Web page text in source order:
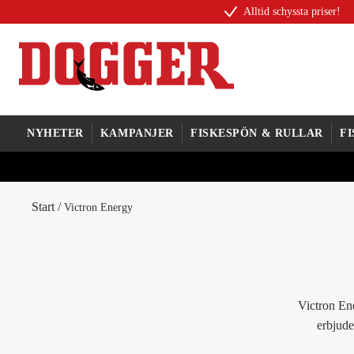
Alltid schyssta priser!
NYHETER KAMPANJER FISKESPÖN & RULLAR
Start / Victron Energy
Victron